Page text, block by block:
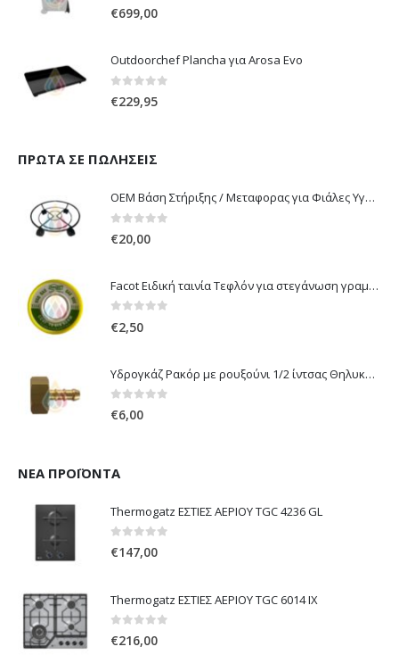
0out of 5
€699,00
Outdoorchef Plancha για Arosa Evo
€229,95
ΠΡΏΤΑ ΣΕ ΠΩΛΉΣΕΙΣ
OEM Βάση Στήριξης / Μεταφορας για Φιάλες Υγραερίου 10 kg & 13 kg με ροδάκια
€20,00
Facot Ειδική ταινία Τεφλόν για στεγάνωση γραμμών αερίου 12m
€2,50
Υδρογκάζ Ρακόρ με ρουξούνι 1/2 ίντσας Θηλυκό Δεξιόστροφο για σύνδεση συσκευών με λάστιχο υγραερίου 8mm
0out of 5
€6,00
ΝΈΑ ΠΡΟΪΌΝΤΑ
Thermogatz ΕΣΤΙΕΣ ΑΕΡΙΟΥ TGC 4236 GL
0out of 5
€147,00
Thermogatz ΕΣΤΙΕΣ ΑΕΡΙΟΥ TGC 6014 IX
0out of 5
€216,00